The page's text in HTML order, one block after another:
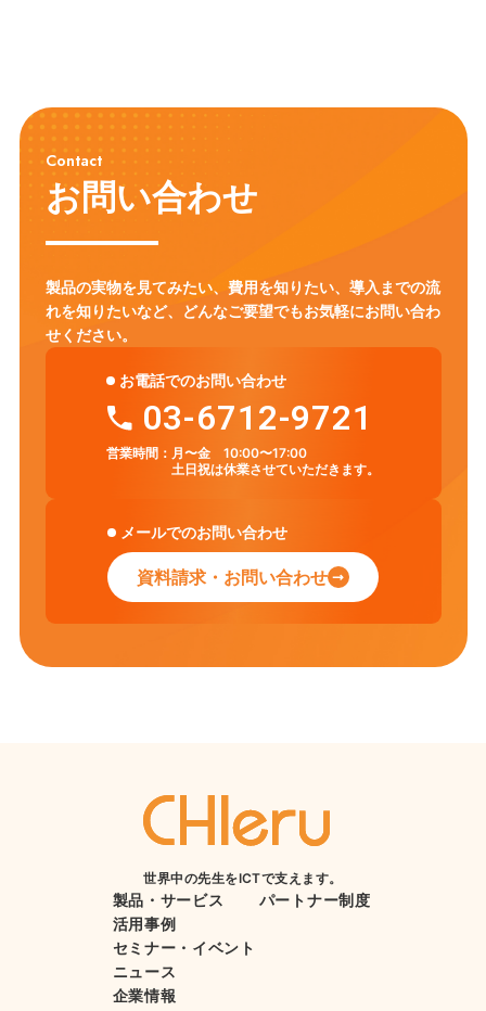
Contact
お問い合わせ
製品の実物を見てみたい、費用を知りたい、導入までの流
れを知りたいなど、
どんなご要望でもお気軽にお問い合わ
せください。
お電話でのお問い合わせ
03-6712-9721
営業時間： 月〜金 10:00〜17:00
土日祝は休業させていただきます。
メールでのお問い合わせ
資料請求・お問い合わせ
世界中の先生をICTで支えます。
製品・サービス
活用事例
セミナー・イベント
ニュース
企業情報
パートナー制度